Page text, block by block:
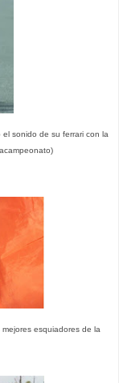
sonido de su ferrari con la
esquiadores de la